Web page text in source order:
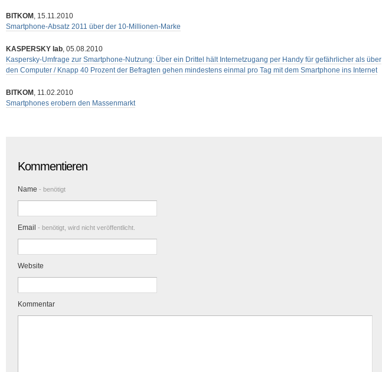
BITKOM , 15.11.2010
Smartphone-Absatz 2011 über der 10-Millionen-Marke
KASPERSKY lab, 05.08.2010
Kaspersky-Umfrage zur Smartphone-Nutzung: Über ein Drittel hält Internetzugang per Handy für gefährlicher als über
den Computer / Knapp 40 Prozent der Befragten gehen mindestens einmal pro Tag mit dem Smartphone ins Internet
BITKOM , 11.02.2010
Smartphones erobern den Massenmarkt
Kommentieren
Name - benötigt
Email - benötigt, wird nicht veröffentlicht.
Website
Kommentar